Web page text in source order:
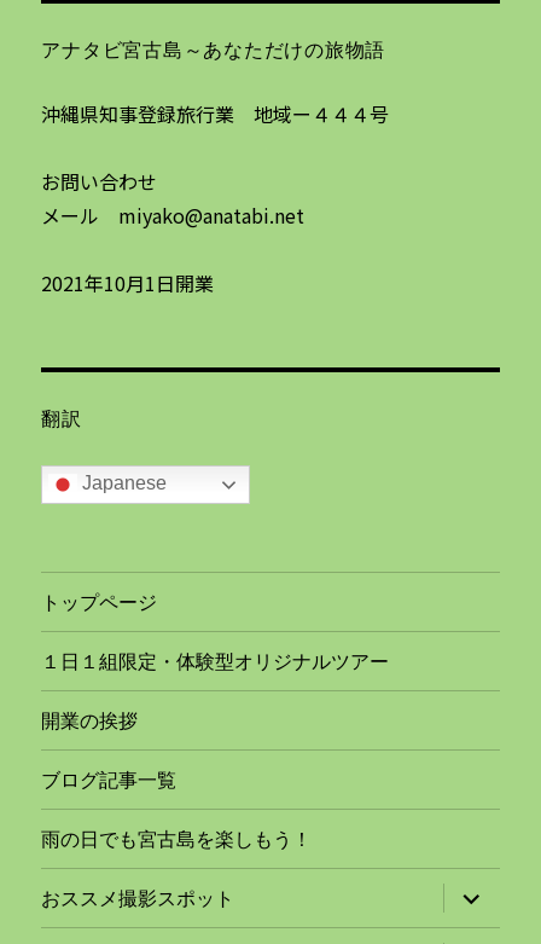
アナタビ宮古島～あなただけの旅物語
沖縄県知事登録旅行業 地域ー４４４号
お問い合わせ
メール miyako@anatabi.net
2021年10月1日開業
翻訳
Japanese
トップページ
１日１組限定・体験型オリジナルツアー
開業の挨拶
ブログ記事一覧
雨の日でも宮古島を楽しもう！
おススメ撮影スポット
ブ
メ